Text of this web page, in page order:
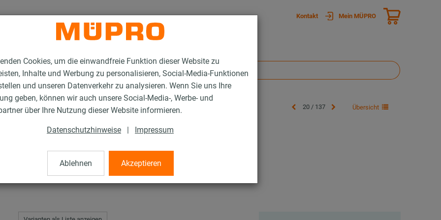
Cookies, um die einwandfreie Funktion dieser Website zu
Inhalte und Werbung zu personalisieren, Social-Media-Funktionen
und unseren Datenverkehr zu analysieren. Wenn Sie uns Ihre
geben, können wir auch unsere Social-Media-, Werbe- und
über Ihre Nutzung dieser Website informieren.
Datenschutzhinweise | Impressum
Ablehnen Akzeptieren
Kontakt Mein MÜPRO
20 / 137 Übersicht